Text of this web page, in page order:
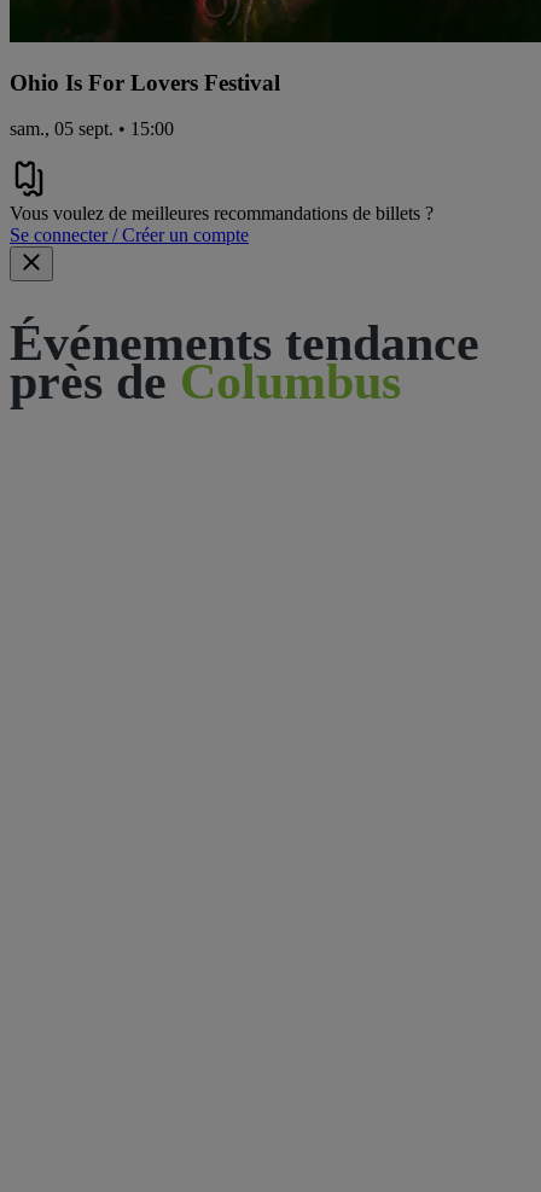
Ohio Is For Lovers Festival
sam., 05 sept. • 15:00
Vous voulez de meilleures recommandations de billets ?
Se connecter / Créer un compte
Événements tendance
près de Columbus